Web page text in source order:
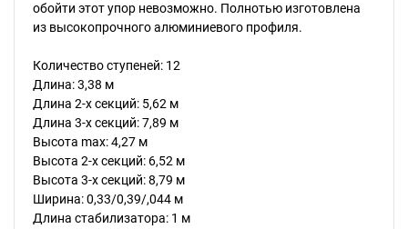
обойти этот упор невозможно. Полнотью изготовлена
из высокопрочного алюминиевого профиля.
Количество ступеней: 12
Длина: 3,38 м
Длина 2-х секций: 5,62 м
Длина 3-х секций: 7,89 м
Высота max: 4,27 м
Высота 2-х секций: 6,52 м
Высота 3-х секций: 8,79 м
Ширина: 0,33/0,39/,044 м
Длина стабилизатора: 1 м